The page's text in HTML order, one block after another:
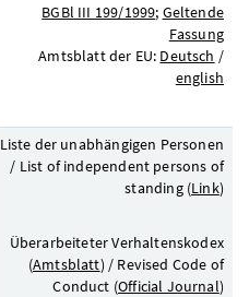
BGBl III 199/1999; Geltende
Fassung
Amtsblatt der EU: Deutsch /
english
Liste der unabhängigen Personen
/ List of independent persons of
standing(Link)
Überarbeiteter Verhaltenskodex
(Amtsblatt) / Revised Code of
Conduct (Official Journal)